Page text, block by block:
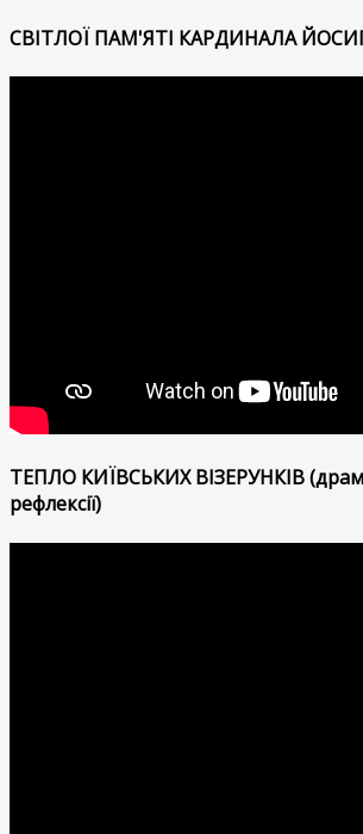
СВІТЛОЇ ПАМ'ЯТІ КАРДИНАЛА
ТЕПЛО КИЇВСЬКИХ ВІЗЕРУНКІВ
рефлексії)